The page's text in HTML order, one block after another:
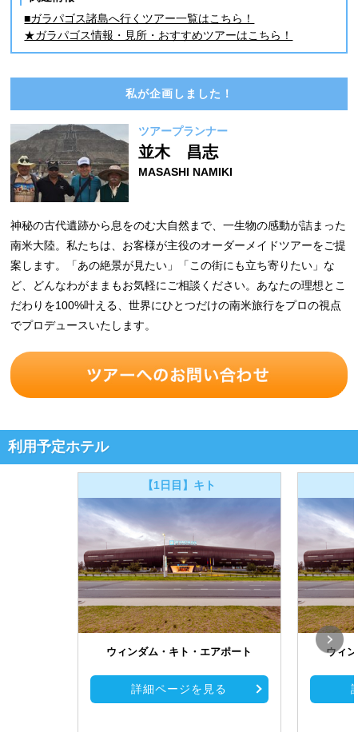
■ガラパゴス諸島へ行くツアー一覧はこちら！
★ガラパゴス情報・見所・おすすめツアーはこちら！
私が企画しました！
ツアープランナー
並木 昌志
MASASHI NAMIKI
神秘の古代遺跡から息をのむ大自然まで、一生物の感動が詰まった
南米大陸。私たちは、お客様が主役のオーダーメイドツアーをご提
案します。「あの絶景が見たい」「この街にも立ち寄りたい」な
ど、どんなわがままもお気軽にご相談ください。あなたの理想とこ
だわりを100%叶える、世界にひとつだけの南米旅行をプロの視点
でプロデュースいたします。
利用予定ホテル
【1日目】キト
ウィンダム・キト・エアポート
詳細ページを見る
ウィ